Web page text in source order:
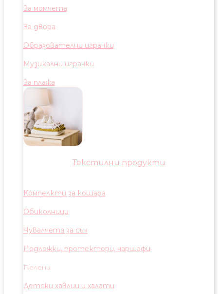
За момчета
За двора
Образователни играчки
Музикални играчки
За плажа
Текстилни продукти
Компелкти за кошара
Обиколници
Чувалчета за сън
Подложки, протектори, чаршафи
Пелени
Детски хавлии и халати